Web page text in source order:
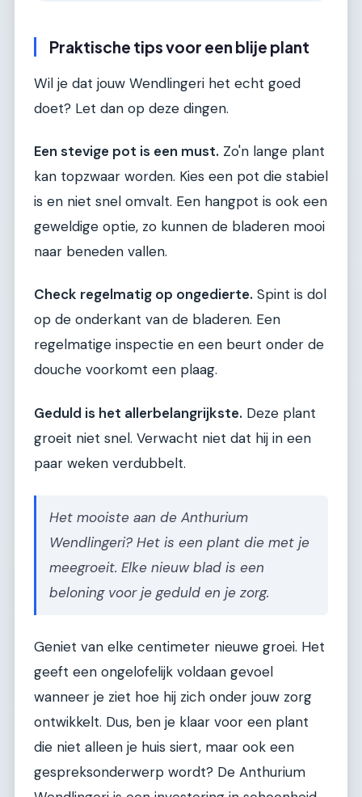
Praktische tips voor een blije plant
Wil je dat jouw Wendlingeri het echt goed
doet? Let dan op deze dingen.
Een stevige pot is een must. Zo'n lange plant
kan topzwaar worden. Kies een pot die stabiel
is en niet snel omvalt. Een hangpot is ook een
geweldige optie, zo kunnen de bladeren mooi
naar beneden vallen.
Check regelmatig op ongedierte. Spint is dol
op de onderkant van de bladeren. Een
regelmatige inspectie en een beurt onder de
douche voorkomt een plaag.
Geduld is het allerbelangrijkste. Deze plant
groeit niet snel. Verwacht niet dat hij in een
paar weken verdubbelt.
Het mooiste aan de Anthurium
Wendlingeri? Het is een plant die met je
meegroeit. Elke nieuw blad is een
beloning voor je geduld en je zorg.
Geniet van elke centimeter nieuwe groei. Het
geeft een ongelofelijk voldaan gevoel
wanneer je ziet hoe hij zich onder jouw zorg
ontwikkelt. Dus, ben je klaar voor een plant
die niet alleen je huis siert, maar ook een
gespreksonderwerp wordt? De Anthurium